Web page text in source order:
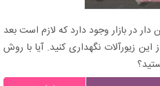
دار در بازار وجود دارد که لازم است بعد
زیورآلات نگهداری کنید. آیا با روش